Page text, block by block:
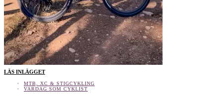
LÄS INLÄGGET
MTB, XC & STIGCYKLING
VARDAG SOM CYKLIST